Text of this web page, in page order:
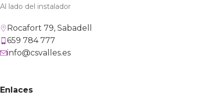
Al lado del instalador
Rocafort 79, Sabadell
659 784 777
info@csvalles.es
Enlaces